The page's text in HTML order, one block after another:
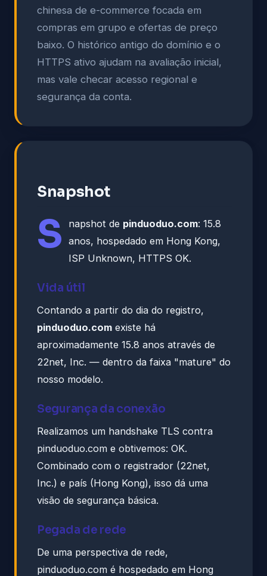
chinesa de e-commerce focada em
compras em grupo e ofertas de preço
baixo. O histórico antigo do domínio e o
HTTPS ativo ajudam na avaliação inicial,
mas vale checar acesso regional e
segurança da conta.
Snapshot
S napshot de pinduoduo.com: 15.8
anos, hospedado em Hong Kong,
ISP Unknown, HTTPS OK.
Vida útil
Contando a partir do dia do registro,
pinduoduo.com existe há
aproximadamente 15.8 anos através de
22net, Inc. — dentro da faixa "mature" do
nosso modelo.
Segurança da conexão
Realizamos um handshake TLS contra
pinduoduo.com e obtivemos: OK.
Combinado com o registrador (22net,
Inc.) e país (Hong Kong), isso dá uma
visão de segurança básica.
Pegada de rede
De uma perspectiva de rede,
pinduoduo.com é hospedado em Hong